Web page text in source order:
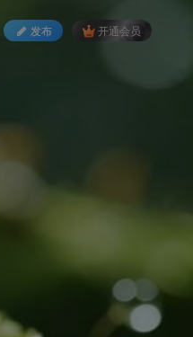
发布 开通会员